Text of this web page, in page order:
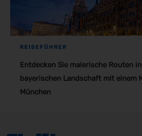
REISEFÜHRER
Entdecken Sie malerische Routen
bayerischen Landschaft mit einem
München